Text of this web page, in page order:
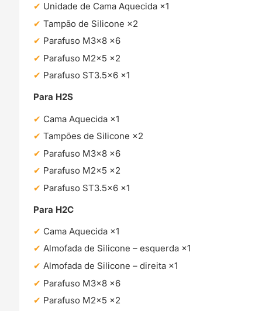
Unidade de Cama Aquecida ×1
Tampão de Silicone ×2
Parafuso M3×8 ×6
Parafuso M2×5 ×2
Parafuso ST3.5×6 ×1
Para H2S
Cama Aquecida ×1
Tampões de Silicone ×2
Parafuso M3×8 ×6
Parafuso M2×5 ×2
Parafuso ST3.5×6 ×1
Para H2C
Cama Aquecida ×1
Almofada de Silicone – esquerda ×1
Almofada de Silicone – direita ×1
Parafuso M3×8 ×6
Parafuso M2×5 ×2